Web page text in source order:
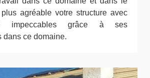
agréable votre structure avec
impeccables grâce à ses
dans ce domaine.